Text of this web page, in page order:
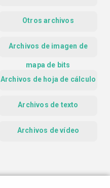
Otros archivos
Archivos de imagen de
mapa de bits
Archivos de hoja de cálculo
Archivos de texto
Archivos de vídeo